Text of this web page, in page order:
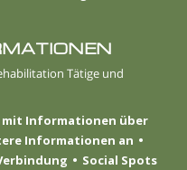
Tätige und
mit Informationen über
Informationen an
Social Spots